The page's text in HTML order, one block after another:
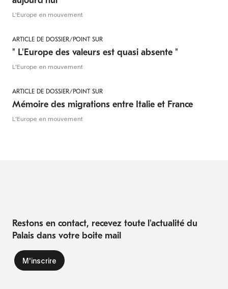
L'Europe en mouvement
ARTICLE DE DOSSIER/POINT SUR
" L'Europe des valeurs est quasi absente "
L'Europe en mouvement
ARTICLE DE DOSSIER/POINT SUR
Mémoire des migrations entre Italie et France
L'Europe en mouvement
Restons en contact, recevez toute l'actualité du
Palais dans votre boite mail